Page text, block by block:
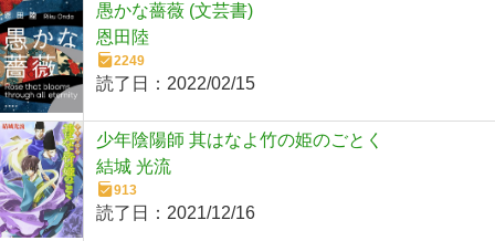
愚かな薔薇 (文芸書)
恩田陸
2249
読了日： 2022/02/15
少年陰陽師 其はなよ竹の姫のごとく
結城 光流
913
読了日： 2021/12/16